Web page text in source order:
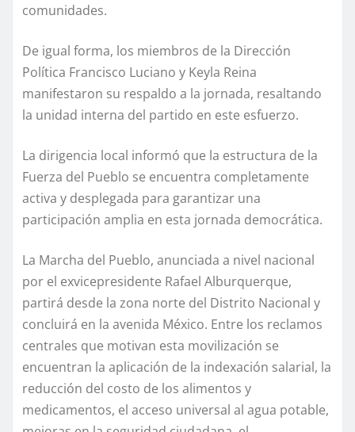
comunidades.
De igual forma, los miembros de la Dirección
Política Francisco Luciano y Keyla Reina
manifestaron su respaldo a la jornada, resaltando
la unidad interna del partido en este esfuerzo.
La dirigencia local informó que la estructura de la
Fuerza del Pueblo se encuentra completamente
activa y desplegada para garantizar una
participación amplia en esta jornada democrática.
La Marcha del Pueblo, anunciada a nivel nacional
por el exvicepresidente Rafael Alburquerque,
partirá desde la zona norte del Distrito Nacional y
concluirá en la avenida México. Entre los reclamos
centrales que motivan esta movilización se
encuentran la aplicación de la indexación salarial, la
reducción del costo de los alimentos y
medicamentos, el acceso universal al agua potable,